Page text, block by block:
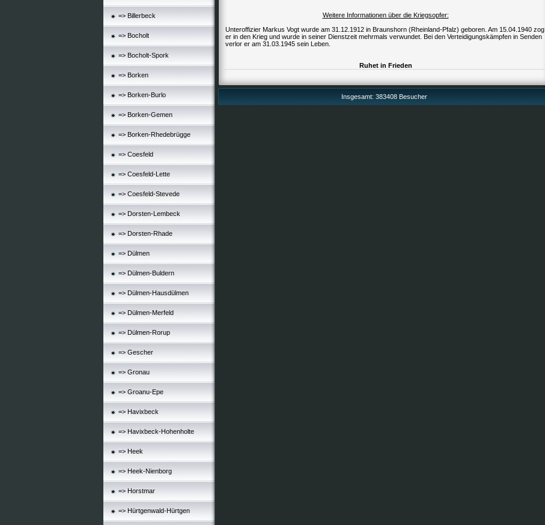
=> Billerbeck
=> Bocholt
=> Bocholt-Spork
=> Borken
=> Borken-Burlo
=> Borken-Gemen
=> Borken-Rhedebrügge
=> Coesfeld
=> Coesfeld-Lette
=> Coesfeld-Stevede
=> Dorsten-Lembeck
=> Dorsten-Rhade
=> Dülmen
=> Dülmen-Buldern
=> Dülmen-Hausdülmen
=> Dülmen-Merfeld
=> Dülmen-Rorup
=> Gescher
=> Gronau
=> Groanu-Epe
=> Havixbeck
=> Havixbeck-Hohenholte
=> Heek
=> Heek-Nienborg
=> Horstmar
=> Hürtgenwald-Hürtgen
Weitere Informationen über die Kriegsopfer:
Unteroffizier Markus Vogt wurde am 31.12.1912 in Braunshorn (Rheinland-Pfalz) geboren. Am 15.04.1940 zog
er in den Krieg und wurde in seiner Dienstzeit mehrmals verwundet. Bei den Verteidigungskämpfen in Senden
verlor er am 31.03.1945 sein Leben.
Ruhet in Frieden
Insgesamt: 383408 Besucher